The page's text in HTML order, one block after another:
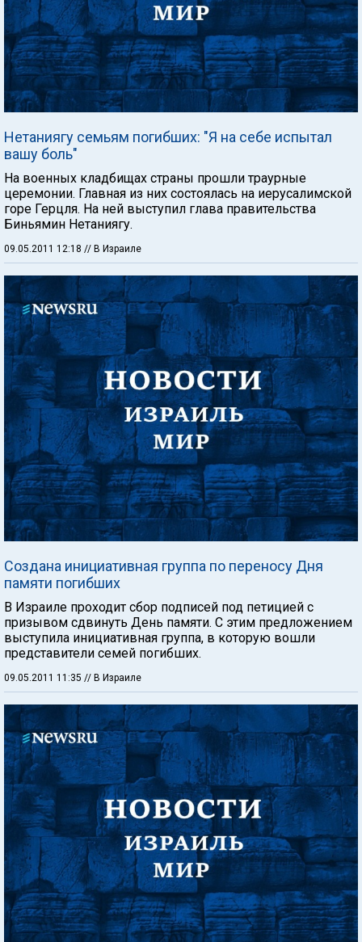
Нетаниягу семьям погибших: "Я на себе испытал
вашу боль"
На военных кладбищах страны прошли траурные
церемонии. Главная из них состоялась на иерусалимской
горе Герцля. На ней выступил глава правительства
Биньямин Нетаниягу.
09.05.2011 12:18 // В Израиле
Создана инициативная группа по переносу Дня
памяти погибших
В Израиле проходит сбор подписей под петицией с
призывом сдвинуть День памяти. С этим предложением
выступила инициативная группа, в которую вошли
представители семей погибших.
09.05.2011 11:35 // В Израиле